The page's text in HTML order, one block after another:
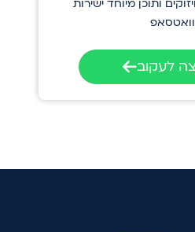
ותוכן מיוחד ישירות
לעקוב